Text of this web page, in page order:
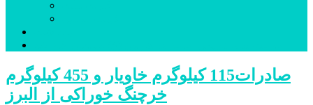
صادرات115 کیلوگرم خاویار و 455 کیلوگرم
خرچنگ خوراکی از البرز